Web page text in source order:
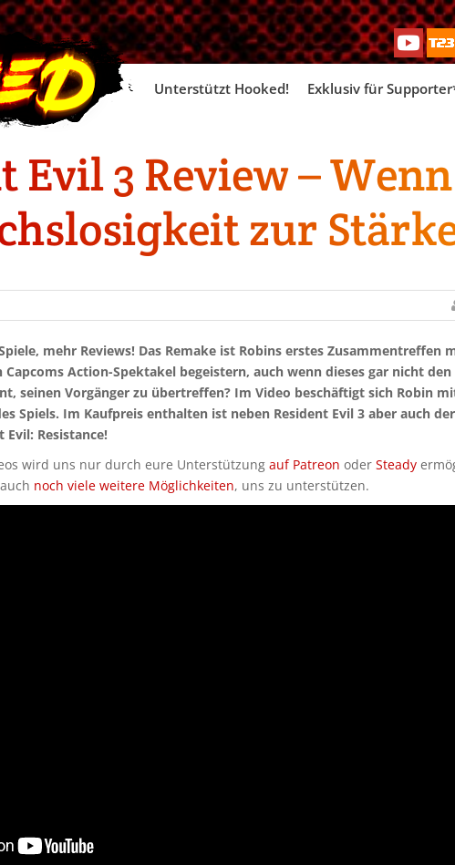
Skip
Unterstützt Hooked! Exklusiv für
Evil 3 Review – Wenn
zur
mehr Reviews! Das Remake ist Robins erstes Zusammentreffen
Capcoms Action-Spektakel begeistern, auch wenn dieses gar nicht den
seinen Vorgänger zu übertreffen? Im Video beschäftigt sich Robin
Spiels. Im Kaufpreis enthalten ist neben Resident Evil 3 aber auch der
Resistance!
wird uns nur durch eure Unterstützung auf Patreon oder Steady
noch viele weitere Möglichkeiten, uns zu unterstützen.